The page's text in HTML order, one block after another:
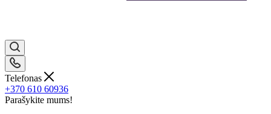
Telefonas
+370 610 60936
Parašykite mums!